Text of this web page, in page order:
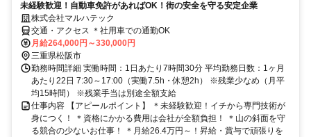
未経験歓迎！自動車免許があればOK！街の安全を守る安定企業
株式会社マルハテック
交通・アクセス ＊社用車での通勤OK
月給264,000円～330,000円
三重県松阪市
勤務時間詳細 実働時間：1日あたり7時間30分 平均勤務日数：1ヶ月
あたり22日 7:30～17:00（実働7.5h・休憩2h） ※残業少なめ（月平
均15時間） ※残業手当は別途全額支給
仕事内容 【アピールポイント】 ＊未経験歓迎！イチから専門技術が
身につく！ ＊資格にかかる費用は会社が全額負担！ ＊山の斜面を守
る競合の少ないお仕事！ ＊月給26.4万円～！昇給・賞与で頑張りを